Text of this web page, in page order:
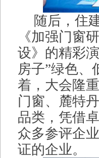
随后，住
《加强门窗
设》的精彩
房子”绿色、
着，大会隆
门窗、麓特
品类，凭借
众多参评企
证的企业。